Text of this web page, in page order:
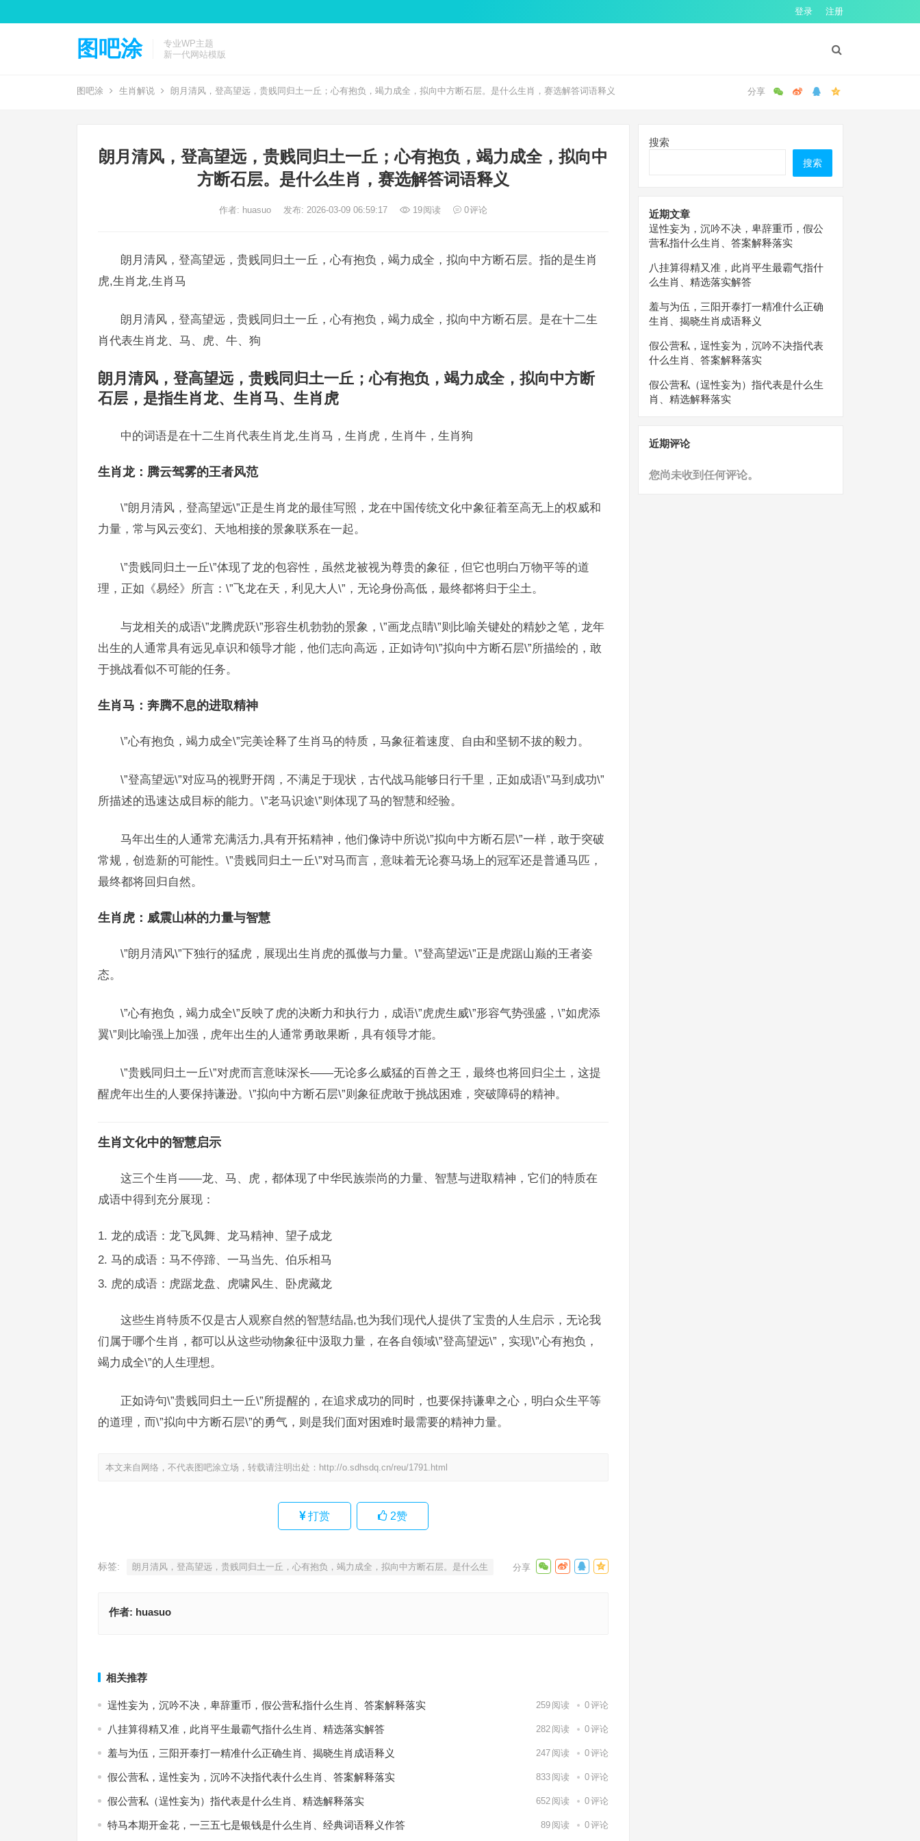
登录 注册
图吧涂
专业WP主题
新一代网站模版
图吧涂 生肖解说 朗月清风，登高望远，贵贱同归土一丘；心有抱负，竭力成全，拟向中方断石层。是什么生肖，赛选解答词语释义
朗月清风，登高望远，贵贱同归土一丘；心有抱负，竭力成全，拟向中
方断石层。是什么生肖，赛选解答词语释义
作者: huasuo 发布: 2026-03-09 06:59:17 19阅读 0评论
朗月清风，登高望远，贵贱同归土一丘，心有抱负，竭力成全，拟向中方断石层。指的是生肖
虎,生肖龙,生肖马
朗月清风，登高望远，贵贱同归土一丘，心有抱负，竭力成全，拟向中方断石层。是在十二生
肖代表生肖龙、马、虎、牛、狗
朗月清风，登高望远，贵贱同归土一丘；心有抱负，竭力成全，拟向中方断
石层，是指生肖龙、生肖马、生肖虎
中的词语是在十二生肖代表生肖龙,生肖马，生肖虎，生肖牛，生肖狗
生肖龙：腾云驾雾的王者风范
\”朗月清风，登高望远\”正是生肖龙的最佳写照，龙在中国传统文化中象征着至高无上的权威和
力量，常与风云变幻、天地相接的景象联系在一起。
\”贵贱同归土一丘\”体现了龙的包容性，虽然龙被视为尊贵的象征，但它也明白万物平等的道
理，正如《易经》所言：\”飞龙在天，利见大人\”，无论身份高低，最终都将归于尘土。
与龙相关的成语\”龙腾虎跃\”形容生机勃勃的景象，\”画龙点睛\”则比喻关键处的精妙之笔，龙年
出生的人通常具有远见卓识和领导才能，他们志向高远，正如诗句\”拟向中方断石层\”所描绘的，敢
于挑战看似不可能的任务。
生肖马：奔腾不息的进取精神
\”心有抱负，竭力成全\”完美诠释了生肖马的特质，马象征着速度、自由和坚韧不拔的毅力。
\”登高望远\”对应马的视野开阔，不满足于现状，古代战马能够日行千里，正如成语\”马到成功\”
所描述的迅速达成目标的能力。\”老马识途\”则体现了马的智慧和经验。
马年出生的人通常充满活力,具有开拓精神，他们像诗中所说\”拟向中方断石层\”一样，敢于突破
常规，创造新的可能性。\”贵贱同归土一丘\”对马而言，意味着无论赛马场上的冠军还是普通马匹，
最终都将回归自然。
生肖虎：威震山林的力量与智慧
\”朗月清风\”下独行的猛虎，展现出生肖虎的孤傲与力量。\”登高望远\”正是虎踞山巅的王者姿
态。
\”心有抱负，竭力成全\”反映了虎的决断力和执行力，成语\”虎虎生威\”形容气势强盛，\”如虎添
翼\”则比喻强上加强，虎年出生的人通常勇敢果断，具有领导才能。
\”贵贱同归土一丘\”对虎而言意味深长——无论多么威猛的百兽之王，最终也将回归尘土，这提
醒虎年出生的人要保持谦逊。\”拟向中方断石层\”则象征虎敢于挑战困难，突破障碍的精神。
生肖文化中的智慧启示
这三个生肖——龙、马、虎，都体现了中华民族崇尚的力量、智慧与进取精神，它们的特质在
成语中得到充分展现：
龙的成语：龙飞凤舞、龙马精神、望子成龙
马的成语：马不停蹄、一马当先、伯乐相马
虎的成语：虎踞龙盘、虎啸风生、卧虎藏龙
这些生肖特质不仅是古人观察自然的智慧结晶,也为我们现代人提供了宝贵的人生启示，无论我
们属于哪个生肖，都可以从这些动物象征中汲取力量，在各自领域\”登高望远\”，实现\”心有抱负，
竭力成全\”的人生理想。
正如诗句\”贵贱同归土一丘\”所提醒的，在追求成功的同时，也要保持谦卑之心，明白众生平等
的道理，而\”拟向中方断石层\”的勇气，则是我们面对困难时最需要的精神力量。
本文来自网络，不代表图吧涂立场，转载请注明出处： http://o.sdhsdq.cn/reu/1791.html
打赏 2赞
标签: 朗月清风，登高望远，贵贱同归土一丘，心有抱负，竭力成全，拟向中方断石层。是什么生
作者: huasuo
相关推荐
逞性妄为，沉吟不决，卑辞重币，假公营私指什么生肖、答案解释落实 259 阅读 0评论
八挂算得精又准，此肖平生最霸气指什么生肖、精选落实解答 282 阅读 0评论
羞与为伍，三阳开泰打一精准什么正确生肖、揭晓生肖成语释义 247 阅读 0评论
假公营私，逞性妄为，沉吟不决指代表什么生肖、答案解释落实 833 阅读 0评论
假公营私（逞性妄为）指代表是什么生肖、精选解释落实 652 阅读 0评论
特马本期开金花，一三五七是银钱是什么生肖、经典词语释义作答 89 阅读 0评论
搜索
搜索
近期文章
逞性妄为，沉吟不决，卑辞重币，假公
营私指什么生肖、答案解释落实
八挂算得精又准，此肖平生最霸气指什
么生肖、精选落实解答
羞与为伍，三阳开泰打一精准什么正确
生肖、揭晓生肖成语释义
假公营私，逞性妄为，沉吟不决指代表
什么生肖、答案解释落实
假公营私（逞性妄为）指代表是什么生
肖、精选解释落实
近期评论
您尚未收到任何评论。